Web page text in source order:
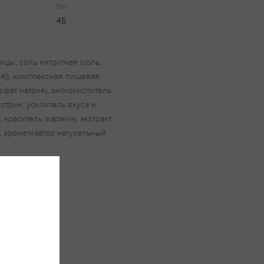
Вес
45
соль нитритная (соль,
комплексная пищевая
натрия), антиокислитель
усилитель вкуса и
краситель (кармин), экстракт
натуральный